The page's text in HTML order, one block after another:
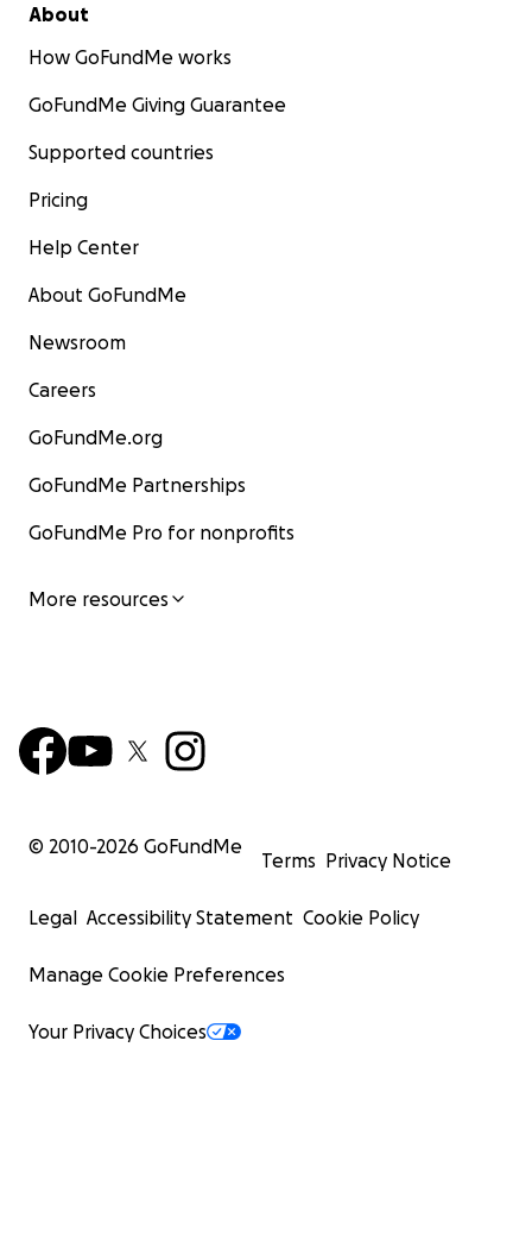
About
How GoFundMe works
GoFundMe Giving Guarantee
Supported countries
Pricing
Help Center
About GoFundMe
Newsroom
Careers
GoFundMe.org
GoFundMe Partnerships
GoFundMe Pro for nonprofits
More resources
© 2010-2026 GoFundMe
Terms Privacy Notice
Legal Accessibility Statement Cookie Policy
Manage Cookie Preferences
Your Privacy Choices